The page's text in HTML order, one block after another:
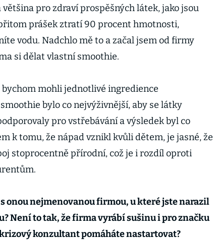
pro zdraví prospěšných látek, jako jsou
prášek ztratí 90 procent hmotnosti,
vodu. Nadchlo mě to a začal jsem od firmy
si dělat vlastní smoothie.
bychom mohli jednotlivé ingredience
bylo co nejvýživnější, aby se látky
pro vstřebávání a výsledek byl co
k tomu, že nápad vznikl kvůli dětem, je jasné, že
stoprocentně přírodní, což je i rozdíl oproti
onou nejmenovanou firmou, u které jste narazil
Není to tak, že firma vyrábí sušinu i pro značku
krizový konzultant pomáháte nastartovat?